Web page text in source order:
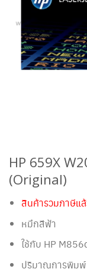
HP 659X
(Original)
สินค้ารวมภาษีแ
หมึกสีฟ้า
ใช้กับ HP
ปริมาณการพิม